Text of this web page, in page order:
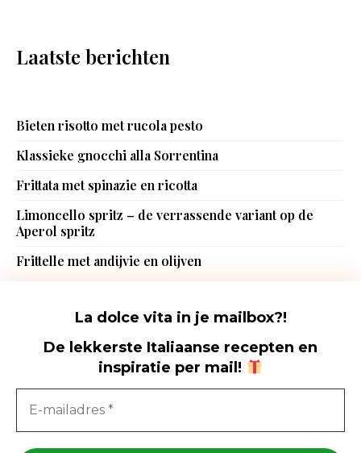
La dolce vita in je mailbox?!
De lekkerste Italiaanse recepten en
inspiratie per mail!
Laatste berichten
Bieten risotto met rucola pesto
Klassieke gnocchi alla Sorrentina
Frittata met spinazie en ricotta
Limoncello spritz – de verrassende variant op de
Aperol spritz
Frittelle met andijvie en olijven
Foodhunting Italia - De Italië blog met de lekkerste Italiaanse
recepten
Foodhunting Italia © Copyright 2015-2023. All rights reserved.